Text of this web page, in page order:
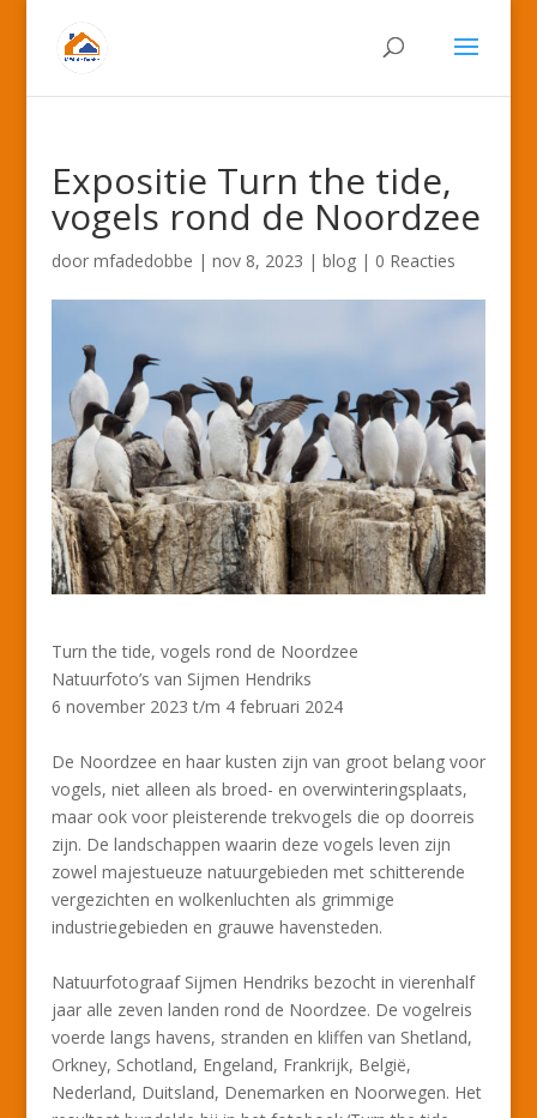
Expositie Turn the tide,
vogels rond de Noordzee
door mfadedobbe | nov 8, 2023 | blog| 0 Reacties
Turn the tide, vogels rond de Noordzee
Natuurfoto’s van Sijmen Hendriks
6 november 2023 t/m 4 februari 2024
De Noordzee en haar kusten zijn van groot belang voor
vogels, niet alleen als broed- en overwinteringsplaats,
maar ook voor pleisterende trekvogels die op doorreis
zijn. De landschappen waarin deze vogels leven zijn
zowel majestueuze natuurgebieden met schitterende
vergezichten en wolkenluchten als grimmige
industriegebieden en grauwe havensteden.
Natuurfotograaf Sijmen Hendriks bezocht in vierenhalf
jaar alle zeven landen rond de Noordzee. De vogelreis
voerde langs havens, stranden en kliffen van Shetland,
Orkney, Schotland, Engeland, Frankrijk, België,
Nederland, Duitsland, Denemarken en Noorwegen. Het